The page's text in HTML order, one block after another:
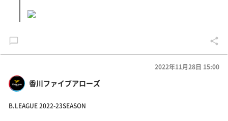
香川ファイブアローズ
2022年11月28日 15:00
B.LEAGUE 2022-23SEASON